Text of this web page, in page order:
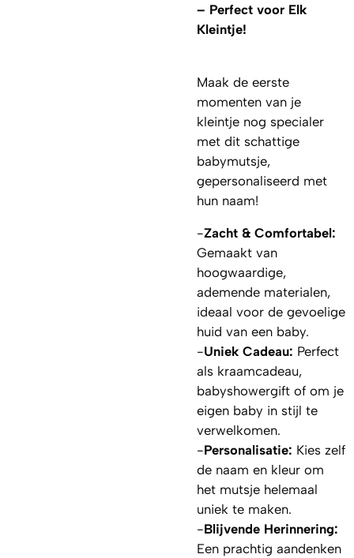
– Perfect voor Elk
Kleintje!
Maak de eerste
momenten van je
kleintje nog specialer
met dit schattige
babymutsje,
gepersonaliseerd met
hun naam!
-Zacht & Comfortabel:
Gemaakt van
hoogwaardige,
ademende materialen,
ideaal voor de gevoelige
huid van een baby.
-Uniek Cadeau: Perfect
als kraamcadeau,
babyshowergift of om je
eigen baby in stijl te
verwelkomen.
-Personalisatie: Kies zelf
de naam en kleur om
het mutsje helemaal
uniek te maken.
-Blijvende Herinnering:
Een prachtig aandenken